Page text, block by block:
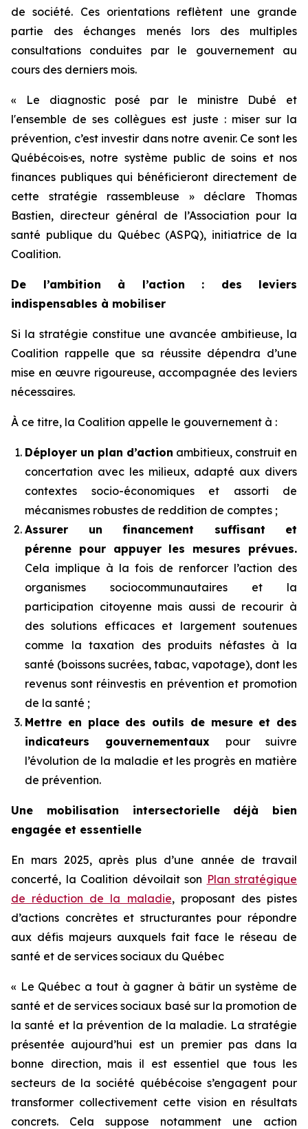
de société. Ces orientations reflètent une grande
partie des échanges menés lors des multiples
consultations conduites par le gouvernement au
cours des derniers mois.
« Le diagnostic posé par le ministre Dubé et
l'ensemble de ses collègues est juste : miser sur la
prévention, c’est investir dans notre avenir. Ce sont les
Québécois·es, notre système public de soins et nos
finances publiques qui bénéficieront directement de
cette stratégie rassembleuse » déclare Thomas
Bastien, directeur général de l’Association pour la
santé publique du Québec (ASPQ), initiatrice de la
Coalition.
De l’ambition à l’action : des leviers
indispensables à mobiliser
Si la stratégie constitue une avancée ambitieuse, la
Coalition rappelle que sa réussite dépendra d’une
mise en œuvre rigoureuse, accompagnée des leviers
nécessaires.
À ce titre, la Coalition appelle le gouvernement à :
Déployer un plan d’action ambitieux, construit en
concertation avec les milieux, adapté aux divers
contextes socio-économiques et assorti de
mécanismes robustes de reddition de comptes ;
Assurer un financement suffisant et
pérenne pour appuyer les mesures prévues.
Cela implique à la fois de renforcer l’action des
organismes sociocommunautaires et la
participation citoyenne mais aussi de recourir à
des solutions efficaces et largement soutenues
comme la taxation des produits néfastes à la
santé (boissons sucrées, tabac, vapotage), dont les
revenus sont réinvestis en prévention et promotion
de la santé ;
Mettre en place des outils de mesure et des
indicateurs gouvernementaux pour suivre
l’évolution de la maladie et les progrès en matière
de prévention.
Une mobilisation intersectorielle déjà bien
engagée et essentielle
En mars 2025, après plus d’une année de travail
concerté, la Coalition dévoilait son Plan stratégique
de réduction de la maladie, proposant des pistes
d’actions concrètes et structurantes pour répondre
aux défis majeurs auxquels fait face le réseau de
santé et de services sociaux du Québec
« Le Québec a tout à gagner à bâtir un système de
santé et de services sociaux basé sur la promotion de
la santé et la prévention de la maladie. La stratégie
présentée aujourd’hui est un premier pas dans la
bonne direction, mais il est essentiel que tous les
secteurs de la société québécoise s’engagent pour
transformer collectivement cette vision en résultats
concrets. Cela suppose notamment une action